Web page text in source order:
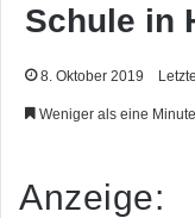
Schule in
8. Oktober 2019
Weniger als eine Minute
Anzeige: